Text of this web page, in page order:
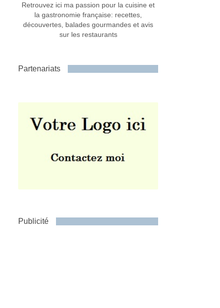
Retrouvez ici ma passion pour la cuisine et
la gastronomie française: recettes,
découvertes, balades gourmandes et avis
sur les restaurants
Partenariats
Publicité